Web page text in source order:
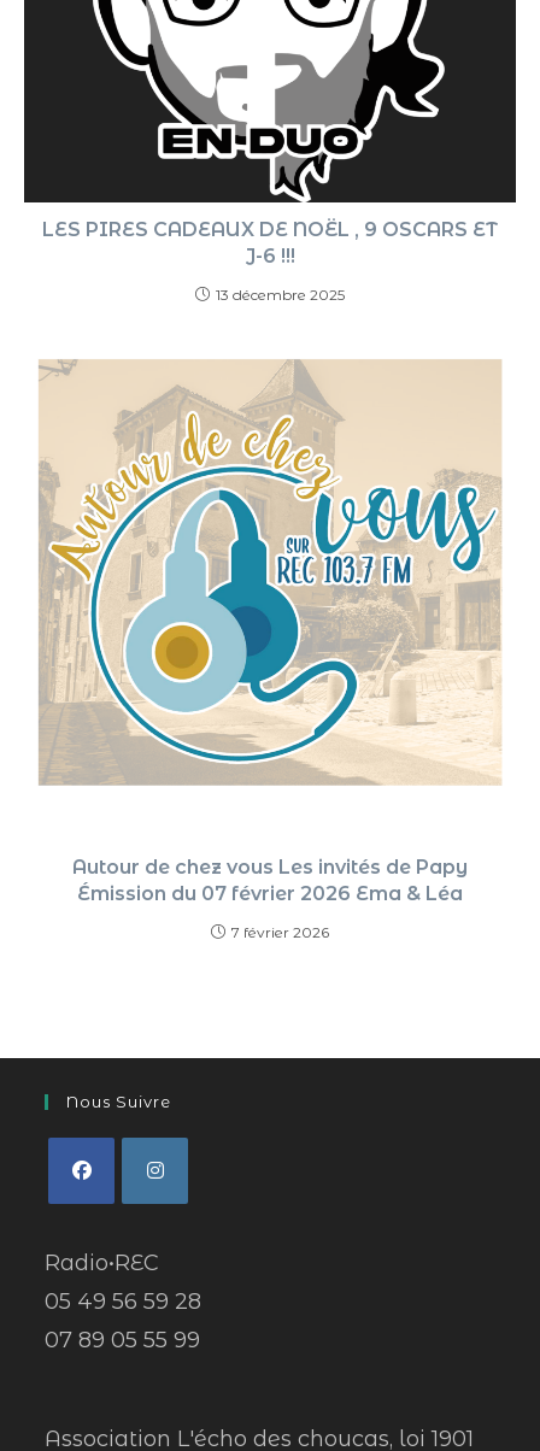
LES PIRES CADEAUX DE NOËL , 9 OSCARS ET
J-6 !!!
13 décembre 2025
Autour de chez vous Les invités de Papy
Émission du 07 février 2026 Ema & Léa
7 février 2026
Nous Suivre
Radio•REC
05 49 56 59 28
07 89 05 55 99
Association L'écho des choucas, loi 1901